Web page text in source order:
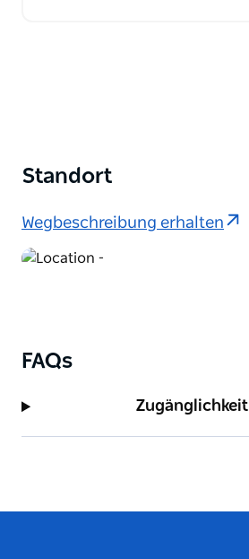
Standort
Wegbeschreibung erhalten
FAQs
Zugänglichkeit